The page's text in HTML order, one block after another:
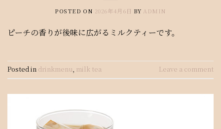
POSTED ON 2026年4月6日 BY ADMIN
ピーチの香りが後味に広がるミルクティーです。
Posted in drinkmenu, milk tea Leave a comment